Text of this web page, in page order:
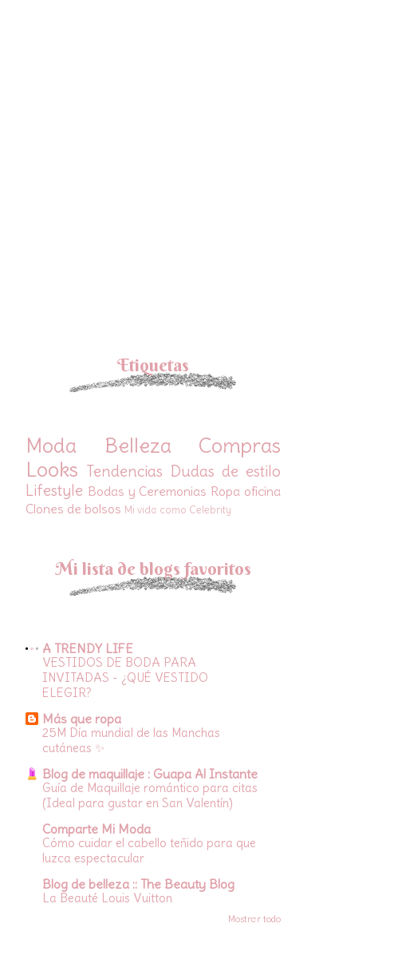
Etiquetas
Moda Belleza
Compras
Looks Tendencias Dudas de estilo
Lifestyle Bodas y Ceremonias Ropa oficina
Clones de bolsos Mi vida como Celebrity
Mi lista de blogs favoritos
A TRENDY LIFE
VESTIDOS DE BODA PARA
INVITADAS - ¿QUÉ VESTIDO
ELEGIR?
Más que ropa
25M Día mundial de las Manchas
cutáneas ✨
Blog de maquillaje : Guapa Al Instante
Guía de Maquillaje romántico para citas
(Ideal para gustar en San Valentín)
Comparte Mi Moda
Cómo cuidar el cabello teñido para que
luzca espectacular
Blog de belleza :: The Beauty Blog
La Beauté Louis Vuitton
Mostrar todo